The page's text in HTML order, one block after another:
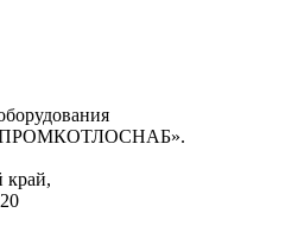
«ПРОМКОТЛОСНАБ».
край,